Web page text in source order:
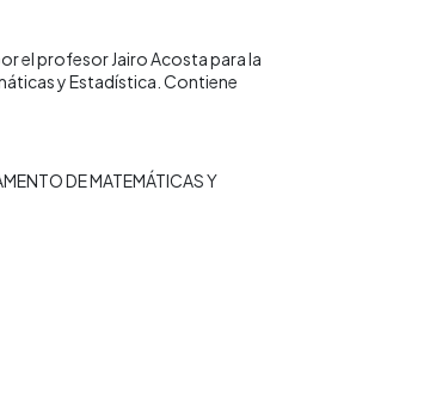
el profesor Jairo Acosta para la
y Estadística. Contiene
DE MATEMÁTICAS Y